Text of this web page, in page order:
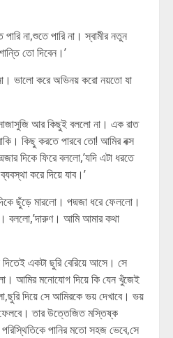
না,শুতে পারি না। স্বামীর নতুন
তো দিবেন।’
ভালো করে অভিনয় করো নয়তো যা
আর কিছুই বললো না। এক রাত
কিছু করতে পারবে তো! আমির বক্স
দিকে ফিরে বললো,’যদি এটা ধরতে
করে দিয়ে যাব।’
ছুঁড়ে মারলো। পদ্মজা ধরে ফেললো।
বললো,’দারুণ। আমি আমার কথা
দিতেই একটা ছুরি বেরিয়ে আসে। সে
আমির মনোযোগ দিয়ে কি যেন খুঁজেই
দিয়ে সে আমিরকে ভয় দেখাবে। ভয়
ফেলবে। তার উত্তেজিত মস্তিষ্ক
পানির মতো সহজ ভেবে,সে